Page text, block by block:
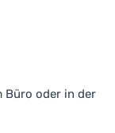
Büro oder in der